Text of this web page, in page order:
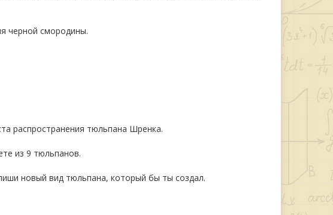
черной смородины.
распространения тюльпана Шренка.
из 9 тюльпанов.
новый вид тюльпана, который бы ты создал.